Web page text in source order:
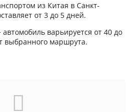
из Китая в Санкт-
от 3 до 5 дней.
варьируется от 40 до
выбранного маршрута.